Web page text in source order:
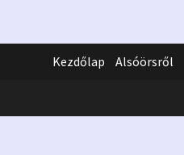
Kezdőlap Alsóörsről